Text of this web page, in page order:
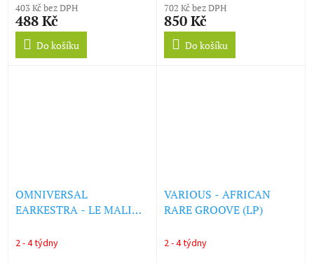
403 Kč bez DPH
488 Kč
Do košíku
702 Kč bez DPH
850 Kč
Do košíku
OMNIVERSAL
EARKESTRA - LE MALI
2 - 4 týdny
VARIOUS - AFRICAN
RARE GROOVE (LP)
2 - 4 týdny